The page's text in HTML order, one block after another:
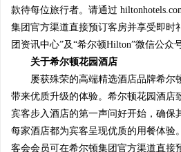
款待每位旅行者。请通过
集团官方渠道直接预订客房并享受即时
团资讯中心”及“希尔顿Hilton”微信公
关于希尔顿花园酒店
屡获殊荣的高端精选酒店品牌希尔
带来优质升级的体验。希尔顿花园酒店
宾客步入酒店的第一声问好开始，确保
每家酒店都为宾客呈现优质的用餐体验
客会会员可在希尔顿集团官方渠道直接